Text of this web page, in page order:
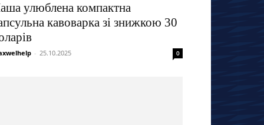
улюблена компактна
кавоварка зі знижкою 30
- 25.10.2025 0